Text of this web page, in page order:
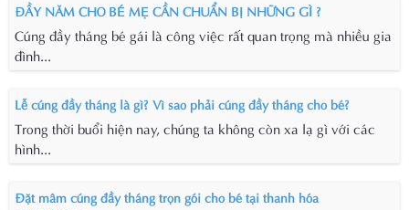
ĐẦY NĂM CHO BÉ MẸ CẦN CHUẨN BỊ NHỮNG GÌ ?
Cúng đầy tháng bé gái là công việc rất quan trọng mà nhiều gia
đình...
Lễ cúng đầy tháng là gì? Vì sao phải cúng đầy tháng cho bé?
Trong thời buổi hiện nay, chúng ta không còn xa lạ gì với các
hình...
Đặt mâm cúng đầy tháng trọn gói cho bé tại thanh hóa